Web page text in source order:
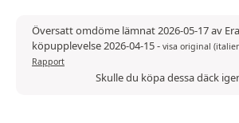
Översatt omdöme lämnat 2026-05-17 av
köpupplevelse 2026-04-15- visa original
Rapport
Skulle du köpa dessa däck